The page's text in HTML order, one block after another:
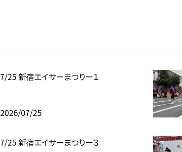
7/25 新宿エイサーまつりー１
2026/07/25
7/25 新宿エイサーまつりー３